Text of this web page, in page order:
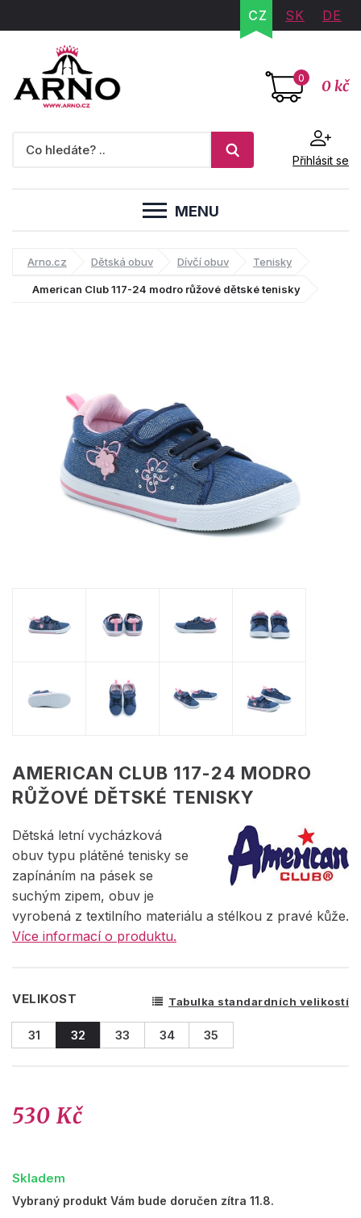
CZ SK DE
0 0 kč
Přihlásit se
MENU
Arno.cz Dětská obuv Dívčí obuv Tenisky
American Club 117-24 modro růžové dětské tenisky
AMERICAN CLUB 117-24 MODRO
RŮŽOVÉ DĚTSKÉ TENISKY
Dětská letní vycházková
obuv typu plátěné tenisky se
zapínáním na pásek se
suchým zipem, obuv je
vyrobená z textilního materiálu a stélkou z pravé kůže.
Více informací o produktu.
VELIKOST Tabulka standardních velikostí
31 32 33 34 35
530 Kč
Skladem
Vybraný produkt Vám bude doručen zítra 11.8.